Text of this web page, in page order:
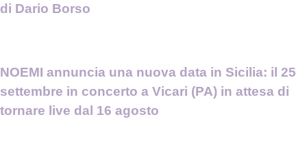
di Dario Borso
NOEMI annuncia una nuova data in Sicilia: il 25
settembre in concerto a Vicari (PA) in attesa di
tornare live dal 16 agosto